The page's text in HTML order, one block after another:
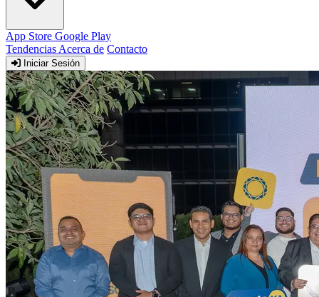
App Store Google Play
Tendencias Acerca de Contacto
Iniciar Sesión